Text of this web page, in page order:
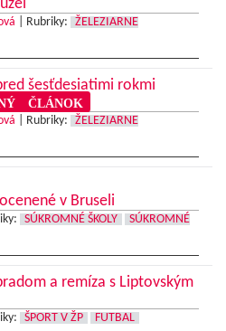
Rubriky:
ŽELEZIARNE
šesťdesiatimi rokmi
ČLÁNOK
Rubriky:
ŽELEZIARNE
v Bruseli
SÚKROMNÉ ŠKOLY
SÚKROMNÉ
a remíza s Liptovským
ŠPORT V ŽP FUTBAL